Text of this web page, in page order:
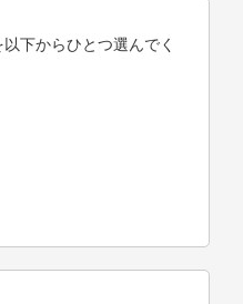
下からひとつ選んでく